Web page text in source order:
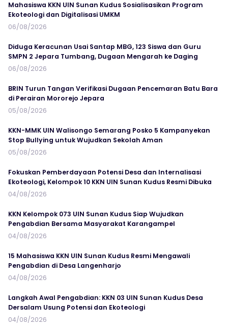
Mahasiswa KKN UIN Sunan Kudus Sosialisasikan Program
Ekoteologi dan Digitalisasi UMKM
06/08/2026
Diduga Keracunan Usai Santap MBG, 123 Siswa dan Guru
SMPN 2 Jepara Tumbang, Dugaan Mengarah ke Daging
06/08/2026
BRIN Turun Tangan Verifikasi Dugaan Pencemaran Batu Bara
di Perairan Mororejo Jepara
05/08/2026
KKN-MMK UIN Walisongo Semarang Posko 5 Kampanyekan
Stop Bullying untuk Wujudkan Sekolah Aman
05/08/2026
Fokuskan Pemberdayaan Potensi Desa dan Internalisasi
Ekoteologi, Kelompok 10 KKN UIN Sunan Kudus Resmi Dibuka
04/08/2026
KKN Kelompok 073 UIN Sunan Kudus Siap Wujudkan
Pengabdian Bersama Masyarakat Karangampel
04/08/2026
15 Mahasiswa KKN UIN Sunan Kudus Resmi Mengawali
Pengabdian di Desa Langenharjo
04/08/2026
Langkah Awal Pengabdian: KKN 03 UIN Sunan Kudus Desa
Dersalam Usung Potensi dan Ekoteologi
04/08/2026